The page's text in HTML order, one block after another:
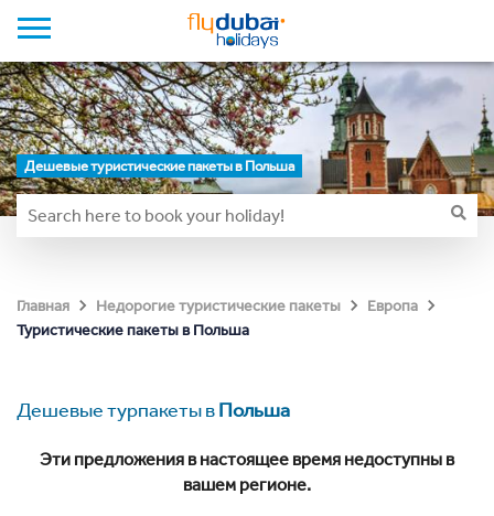
Дешевые туристические пакеты в Польша
Главная Недорогие туристические пакеты
Европа
Туристические пакеты в Польша
Дешевые турпакеты вПольша
Эти предложения в настоящее время недоступны в
вашем регионе.